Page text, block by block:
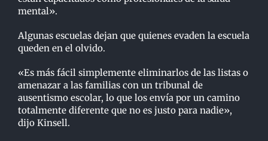
mental».
Algunas escuelas dejan que quienes evaden la escuela
queden en el olvido.
«Es más fácil simplemente eliminarlos de las listas o
amenazar a las familias con un tribunal de
ausentismo escolar, lo que los envía por un camino
totalmente diferente que no es justo para nadie»,
dijo Kinsell.